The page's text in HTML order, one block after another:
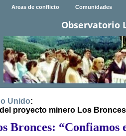
Areas de conflicto Comunidades
Observatorio
Unido:
proyecto minero Los
Bronces: “Confiamos